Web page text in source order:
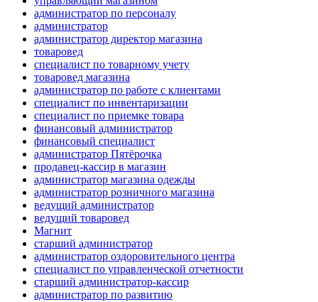
администратор по персоналу
администратор
администратор директор магазина
товаровед
специалист по товарному учету
товаровед магазина
администратор по работе с клиентами
специалист по инвентаризации
специалист по приемке товара
финансовый администратор
финансовый специалист
администратор Пятёрочка
продавец-кассир в магазин
администратор магазина одежды
администратор розничного магазина
ведущий администратор
ведущий товаровед
Магнит
старший администратор
администратор оздоровительного центра
специалист по управленческой отчетности
старший администратор-кассир
администратор по развитию